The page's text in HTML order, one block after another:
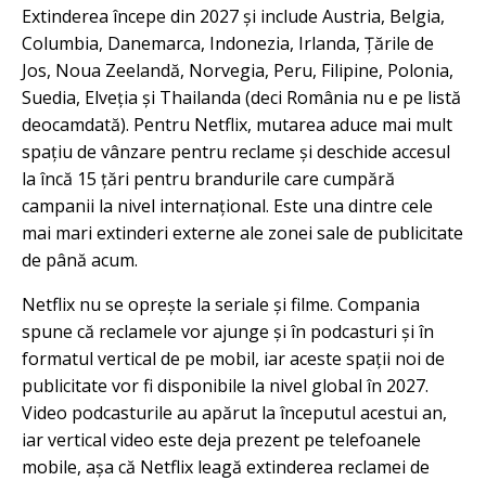
Extinderea începe din 2027 și include Austria, Belgia,
Columbia, Danemarca, Indonezia, Irlanda, Țările de
Jos, Noua Zeelandă, Norvegia, Peru, Filipine, Polonia,
Suedia, Elveția și Thailanda (deci România nu e pe listă
deocamdată). Pentru Netflix, mutarea aduce mai mult
spațiu de vânzare pentru reclame și deschide accesul
la încă 15 țări pentru brandurile care cumpără
campanii la nivel internațional. Este una dintre cele
mai mari extinderi externe ale zonei sale de publicitate
de până acum.
Netflix nu se oprește la seriale și filme. Compania
spune că reclamele vor ajunge și în podcasturi și în
formatul vertical de pe mobil, iar aceste spații noi de
publicitate vor fi disponibile la nivel global în 2027.
Video podcasturile au apărut la începutul acestui an,
iar vertical video este deja prezent pe telefoanele
mobile, așa că Netflix leagă extinderea reclamei de